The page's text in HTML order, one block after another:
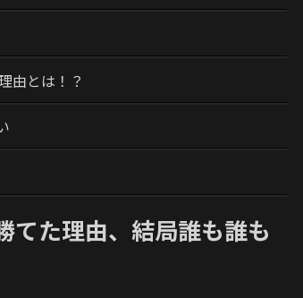
由とは！？
てた理由、結局誰も誰も